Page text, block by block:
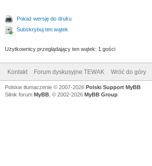
Pokaż wersję do druku
Subskrybuj ten wątek
Użytkownicy przeglądający ten wątek: 1 gości
Kontakt Forum dyskusyjne TEWAK Wróć do góry
Polskie tłumaczenie © 2007-2026 Polski Support MyBB
Silnik forum MyBB , © 2002-2026 MyBB Group